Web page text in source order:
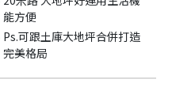
能方便
Ps.可跟土庫大地坪合併打造
完美格局